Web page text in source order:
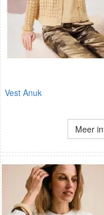
Vest Anuk
Meer